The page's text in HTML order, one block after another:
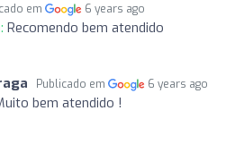
em 6 years ago
Recomendo bem atendido
Publicado em 6 years ago
bem atendido !